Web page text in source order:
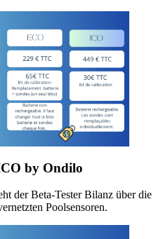
by Ondilo
der Beta-Tester Bilanz über die
Poolsensoren.